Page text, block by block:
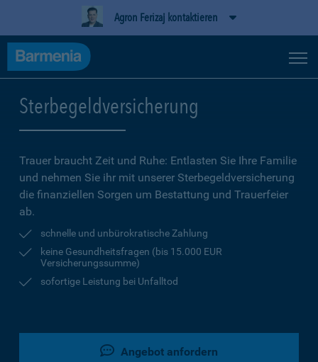
Agron Ferizaj kontaktieren
Sterbegeldversicherung
Trauer braucht Zeit und Ruhe: Entlasten Sie Ihre Familie
und nehmen Sie ihr mit unserer Sterbegeldversicherung
die finanziellen Sorgen um Bestattung und Trauerfeier
ab.
schnelle und unbürokratische Zahlung
keine Gesundheitsfragen (bis 15.000 EUR
Versicherungssumme)
sofortige Leistung bei Unfalltod
Angebot anfordern